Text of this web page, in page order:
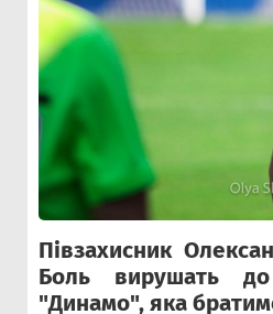
Півзахисник
Боль вирушать
"Динамо", яка